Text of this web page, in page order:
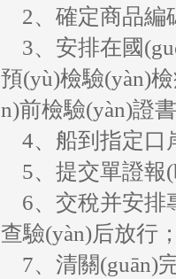
2、確定商品編
3、安排在國
預(yù)檢驗(yàn)
n)前檢驗(yàn)證
4、船到指定口
5、提交單證報
6、交稅并安排
查驗(yàn)后放行
7、清關(guān)